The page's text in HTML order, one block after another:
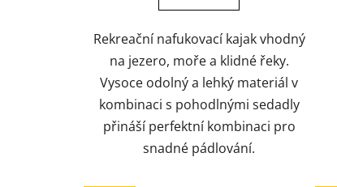
Rekreační nafukovací kajak vhodný
na jezero, moře a klidné řeky.
Vysoce odolný a lehký materiál v
kombinaci s pohodlnými sedadly
přináší perfektní kombinaci pro
snadné pádlování.